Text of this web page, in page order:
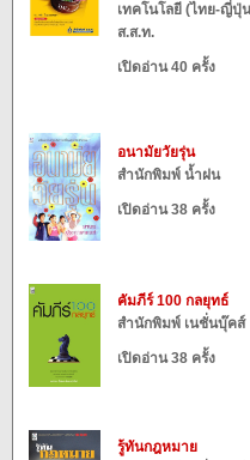
เทคโนโลยี (ไทย-ญี่ปุ่
ส.ส.ท.
เปิดอ่าน 40 ครั้ง
อนามัยวัยรุ่น
สำนักพิมพ์ น้ำฝน
เปิดอ่าน 38 ครั้ง
คัมภีร์ 100 กลยุทธ์
สำนักพิมพ์ เนชั่นบุ๊คส์
เปิดอ่าน 38 ครั้ง
รู้ทันกฎหมาย